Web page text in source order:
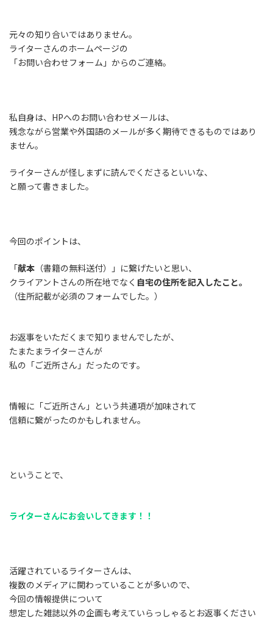
元々の知り合いではありません。
ライターさんのホームページの
「お問い合わせフォーム」からのご連絡。
私自身は、HPへのお問い合わせメールは、
残念ながら営業や外国語のメールが多く期待できるものではあり
ません。
ライターさんが怪しまずに読んでくださるといいな、
と願って書きました。
今回のポイントは、
「献本 （書籍の無料送付）」に繋げたいと思い、
クライアントさんの所在地でなく 自宅の住所を記入したこと。
（住所記載が必須のフォームでした。）
お返事をいただくまで知りませんでしたが、
たまたまライターさんが
私の「ご近所さん」だったのです。
情報に「ご近所さん」という共通項が加味されて
信頼に繋がったのかもしれません。
ということで、
ライターさんにお会いしてきます！！
活躍されているライターさんは、
複数のメディアに関わっていることが多いので、
今回の情報提供について
想定した雑誌以外の企画も考えていらっしゃるとお返事ください